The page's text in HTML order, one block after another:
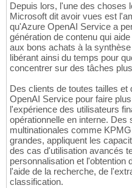
Depuis lors, l'une des choses
Microsoft dit avoir vues est
qu'Azure OpenAI Service a
génération de contenu qui
aux bons achats à la
libérant ainsi du temps pour
concentrer sur des tâches
Des clients de toutes tailles
OpenAI Service pour faire
l'expérience des utilisateurs
opérationnelle en interne.
multinationales comme
grandes, appliquent les
des cas d'utilisation avancés
personnalisation et l'obtention
l'aide de la recherche, de
classification.